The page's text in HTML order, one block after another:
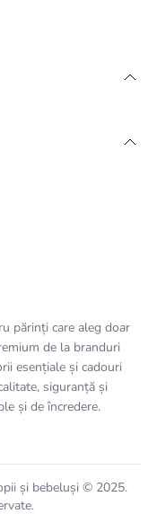
părinți care aleg doar
de la branduri
esențiale și cadouri
siguranță și
și de încredere.
și bebeluși © 2025.